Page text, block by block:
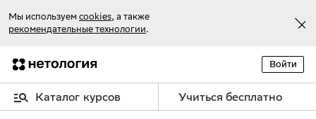
Мы используем cookies, а также
рекомендательные технологии.
Войти
Каталог курсов Учиться бесплатно